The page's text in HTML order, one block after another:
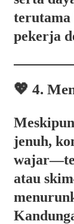
terutama
pekerja
💖 4.
jenuh,
atau